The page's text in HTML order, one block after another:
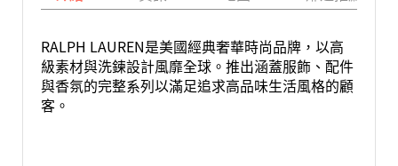
RALPH LAUREN是美國經典奢華時尚品牌，以高
級素材與洗鍊設計風靡全球。推出涵蓋服飾、配件
與香氛的完整系列以滿足追求高品味生活風格的顧
客。